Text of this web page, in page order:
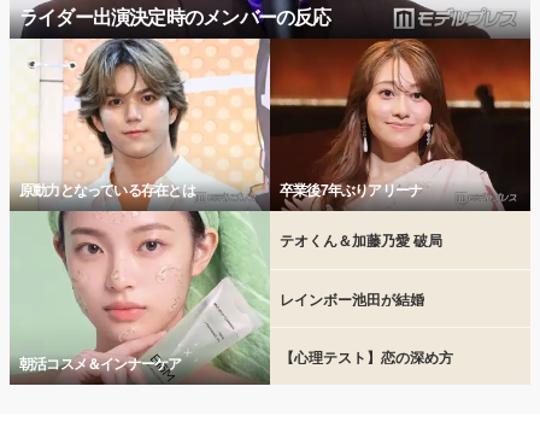
ライダー出演決定時のメンバーの反応
原動力となっている存在とは 卒業後7年ぶりアリーナ
朝活コスメ＆インナーケア
テオくん＆加藤乃愛 破局
レインボー池田が結婚
【心理テスト】恋の深め方